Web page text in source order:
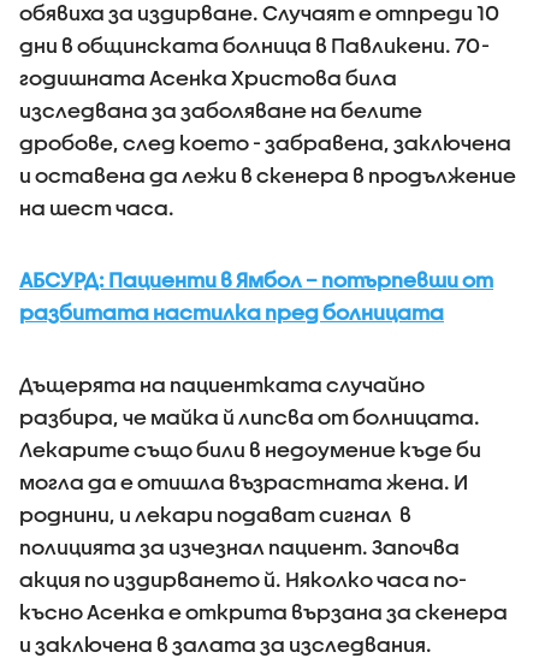
обявиха за издирване. Случаят е отпреди 10
дни в общинската болница в Павликени. 70-
годишната Асенка Христова била
изследвана за заболяване на белите
дробове, след което - забравена, заключена
и оставена да лежи в скенера в продължение
на шест часа.
АБСУРД: Пациенти в Ямбол – потърпевши от
разбитата настилка пред болницата
Дъщерята на пациентката случайно
разбира, че майка й липсва от болницата.
Лекарите също били в недоумение къде би
могла да е отишла възрастната жена. И
роднини, и лекари подават сигнал в
полицията за изчезнал пациент. Започва
акция по издирването й. Няколко часа по-
късно Асенка е открита вързана за скенера
и заключена в залата за изследвания.